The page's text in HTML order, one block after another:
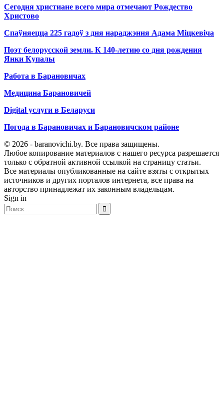
Сегодня христиане всего мира отмечают Рождество
Христово
Спаўняецца 225 гадоў з дня нараджэння Адама Міцкевіча
Поэт белорусской земли. К 140-летию со дня рождения
Янки Купалы
Работа в Барановичах
Медицина Барановичей
Digital услуги в Беларуси
Погода в Барановичах и Барановичском районе
© 2026 - baranovichi.by. Все права защищены.
Любое копирование материалов с нашего ресурса разрешается
только с обратной активной ссылкой на страницу статьи.
Все материалы опубликованные на сайте взяты с открытых
источников и других порталов интернета, все права на
авторство принадлежат их законным владельцам.
Sign in